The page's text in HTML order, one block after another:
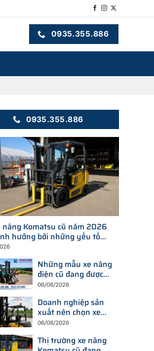
0935.355.886
0935.355.886
nâng Komatsu cũ năm 2026
hưởng bởi những yếu tố
Những mẫu xe nâng
điện cũ đang được
tìm kiếm nhiều nhất
nay
06/08/2026
Doanh nghiệp sản
xuất nên chọn xe
nâng điện hay xe
chi phí?
06/08/2026
Thị trường xe nâng